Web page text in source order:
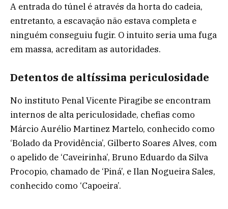
A entrada do túnel é através da horta do cadeia,
entretanto, a escavação não estava completa e
ninguém conseguiu fugir. O intuito seria uma fuga
em massa, acreditam as autoridades.
Detentos de altíssima periculosidade
No instituto Penal Vicente Piragibe se encontram
internos de alta periculosidade, chefias como
Márcio Aurélio Martinez Martelo, conhecido como
‘Bolado da Providência’, Gilberto Soares Alves, com
o apelido de ‘Caveirinha’, Bruno Eduardo da Silva
Procopio, chamado de ‘Piná’, e Ilan Nogueira Sales,
conhecido como ‘Capoeira’.